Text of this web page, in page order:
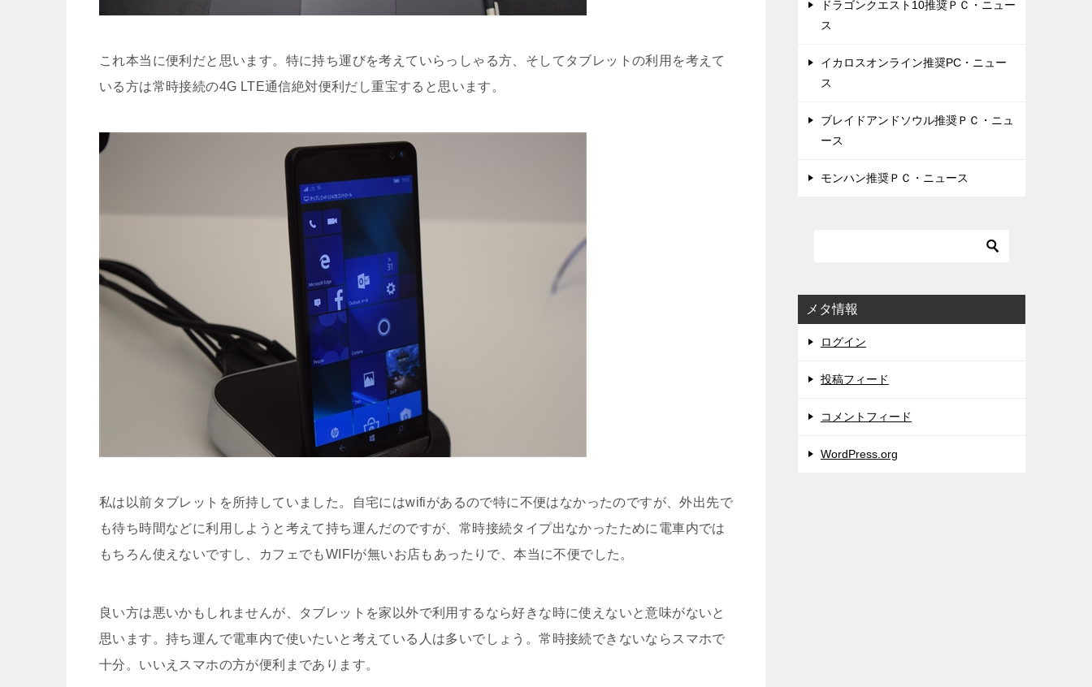
これ本当に便利だと思います。特に持ち運びを考えていらっしゃる方、そしてタブレットの利用を考えて
いる方は常時接続の4G LTE通信絶対便利だし重宝すると思います。
私は以前タブレットを所持していました。自宅にはwifiがあるので特に不便はなかったのですが、外出先で
も待ち時間などに利用しようと考えて持ち運んだのですが、常時接続タイプ出なかったために電車内では
もちろん使えないですし、カフェでもWIFIが無いお店もあったりで、本当に不便でした。
良い方は悪いかもしれませんが、タブレットを家以外で利用するなら好きな時に使えないと意味がないと
思います。持ち運んで電車内で使いたいと考えている人は多いでしょう。常時接続できないならスマホで
十分。いいえスマホの方が便利まであります。
ドラゴンクエスト10推奨ＰＣ・ニュー
ス
イカロスオンライン推奨PC・ニュー
ス
ブレイドアンドソウル推奨ＰＣ・ニュ
ース
モンハン推奨ＰＣ・ニュース
メタ情報
ログイン
投稿フィード
コメントフィード
WordPress.org